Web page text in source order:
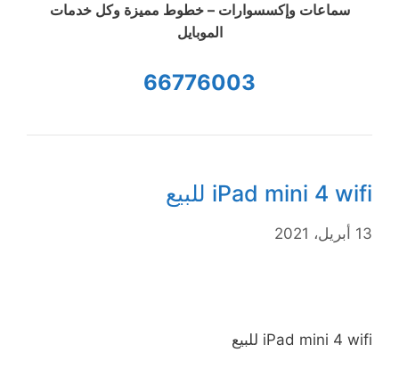
سماعات وإكسسوارات – خطوط مميزة وكل خدمات
الموبايل
66776003
iPad mini 4 wifi للبيع
13 أبريل، 2021
iPad mini 4 wifi للبيع